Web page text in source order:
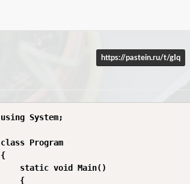
https://pastein.ru/t/gIq
using System;
class Program
{
    static void Main()
    {